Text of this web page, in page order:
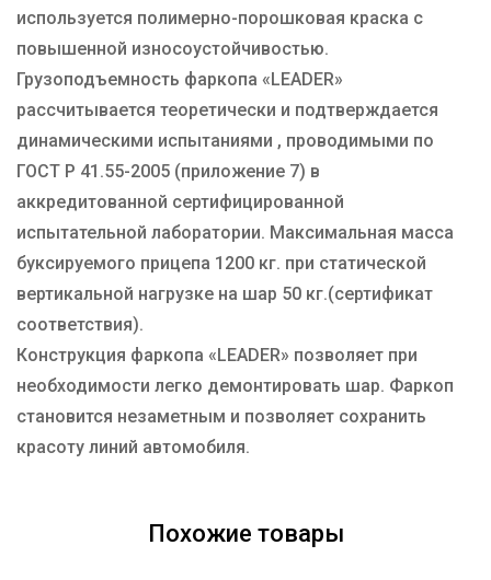
используется полимерно-порошковая краска с
повышенной износоустойчивостью.
Грузоподъемность фаркопа «LEADER»
рассчитывается теоретически и подтверждается
динамическими испытаниями , проводимыми по
ГОСТ Р 41.55-2005 (приложение 7) в
аккредитованной сертифицированной
испытательной лаборатории. Максимальная масса
буксируемого прицепа 1200 кг. при статической
вертикальной нагрузке на шар 50 кг.(сертификат
соответствия).
Конструкция фаркопа «LEADER» позволяет при
необходимости легко демонтировать шар. Фаркоп
становится незаметным и позволяет сохранить
красоту линий автомобиля.
Похожие товары